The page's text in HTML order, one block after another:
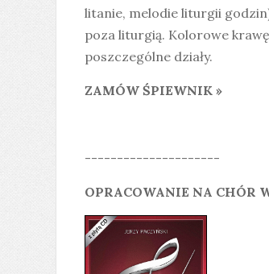
litanie, melodie liturgii
poza liturgią. Kolorowe
poszczególne działy.
ZAMÓW ŚPIEWNIK »
---------------------
OPRACOWANIE NA CHÓR